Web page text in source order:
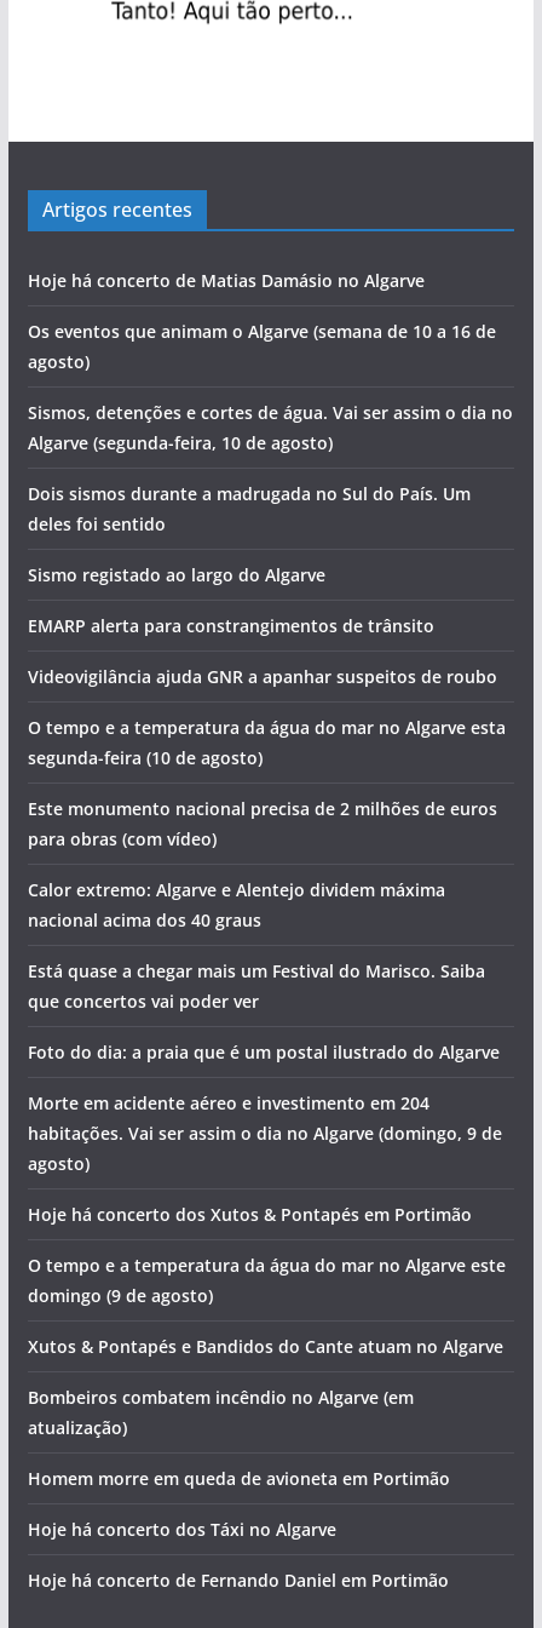
Artigos recentes
Hoje há concerto de Matias Damásio no Algarve
Os eventos que animam o Algarve (semana de 10 a 16 de
agosto)
Sismos, detenções e cortes de água. Vai ser assim o dia no
Algarve (segunda-feira, 10 de agosto)
Dois sismos durante a madrugada no Sul do País. Um
deles foi sentido
Sismo registado ao largo do Algarve
EMARP alerta para constrangimentos de trânsito
Videovigilância ajuda GNR a apanhar suspeitos de roubo
O tempo e a temperatura da água do mar no Algarve esta
segunda-feira (10 de agosto)
Este monumento nacional precisa de 2 milhões de euros
para obras (com vídeo)
Calor extremo: Algarve e Alentejo dividem máxima
nacional acima dos 40 graus
Está quase a chegar mais um Festival do Marisco. Saiba
que concertos vai poder ver
Foto do dia: a praia que é um postal ilustrado do Algarve
Morte em acidente aéreo e investimento em 204
habitações. Vai ser assim o dia no Algarve (domingo, 9 de
agosto)
Hoje há concerto dos Xutos & Pontapés em Portimão
O tempo e a temperatura da água do mar no Algarve este
domingo (9 de agosto)
Xutos & Pontapés e Bandidos do Cante atuam no Algarve
Bombeiros combatem incêndio no Algarve (em
atualização)
Homem morre em queda de avioneta em Portimão
Hoje há concerto dos Táxi no Algarve
Hoje há concerto de Fernando Daniel em Portimão